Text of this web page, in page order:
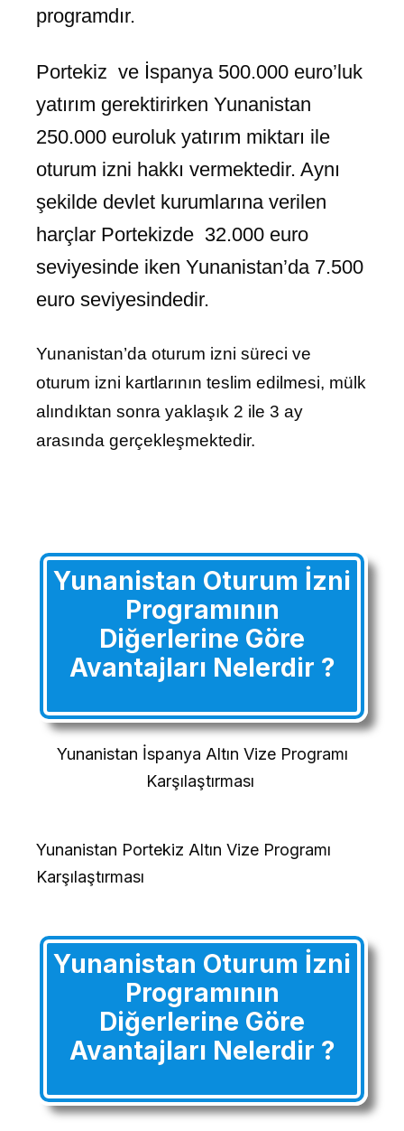
programdır.
Portekiz ve İspanya 500.000 euro’luk
yatırım gerektirirken Yunanistan
250.000 euroluk yatırım miktarı ile
oturum izni hakkı vermektedir. Aynı
şekilde devlet kurumlarına verilen
harçlar Portekizde 32.000 euro
seviyesinde iken Yunanistan’da 7.500
euro seviyesindedir.
Yunanistan’da oturum izni süreci ve
oturum izni kartlarının teslim edilmesi, mülk
alındıktan sonra yaklaşık 2 ile 3 ay
arasında gerçekleşmektedir.
Yunanistan Oturum İzni
Programının
Diğerlerine Göre
Avantajları Nelerdir ?
Yunanistan İspanya Altın Vize Programı
Karşılaştırması
Yunanistan Portekiz Altın Vize Programı
Karşılaştırması
Yunanistan Oturum İzni
Programının
Diğerlerine Göre
Avantajları Nelerdir ?